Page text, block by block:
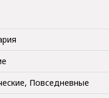
Повседневные